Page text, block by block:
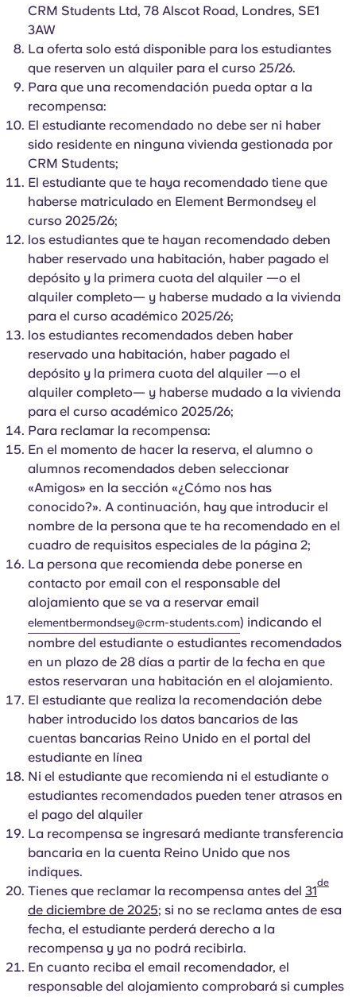
French
Portuguese
CRM Students Ltd, 78 Alscot Road, Londres, SE1
3AW
La oferta solo está disponible para los estudiantes
que reserven un alquiler para el curso 25/26.
Para que una recomendación pueda optar a la
recompensa:
El estudiante recomendado no debe ser ni haber
sido residente en ninguna vivienda gestionada por
CRM Students;
El estudiante que te haya recomendado tiene que
haberse matriculado en Element Bermondsey el
curso 2025/26;
los estudiantes que te hayan recomendado deben
haber reservado una habitación, haber pagado el
depósito y la primera cuota del alquiler —o el
alquiler completo— y haberse mudado a la vivienda
para el curso académico 2025/26;
los estudiantes recomendados deben haber
reservado una habitación, haber pagado el
depósito y la primera cuota del alquiler —o el
alquiler completo— y haberse mudado a la vivienda
para el curso académico 2025/26;
Para reclamar la recompensa:
En el momento de hacer la reserva, el alumno o
alumnos recomendados deben seleccionar
«Amigos» en la sección «¿Cómo nos has
conocido?». A continuación, hay que introducir el
nombre de la persona que te ha recomendado en el
cuadro de requisitos especiales de la página 2;
La persona que recomienda debe ponerse en
contacto por email con el responsable del
alojamiento que se va a reservar email
elementbermondsey@crm-students.com) indicando el
nombre del estudiante o estudiantes recomendados
en un plazo de 28 días a partir de la fecha en que
estos reservaran una habitación en el alojamiento.
El estudiante que realiza la recomendación debe
haber introducido los datos bancarios de las
cuentas bancarias Reino Unido en el portal del
estudiante en línea
Ni el estudiante que recomienda ni el estudiante o
estudiantes recomendados pueden tener atrasos en
el pago del alquiler
La recompensa se ingresará mediante transferencia
bancaria en la cuenta Reino Unido que nos
indiques.
Tienes que reclamar la recompensa antes del 31
de
de diciembre de 2025; si no se reclama antes de esa
fecha, el estudiante perderá derecho a la
recompensa y ya no podrá recibirla.
En cuanto reciba el email recomendador, el
responsable del alojamiento comprobará si cumples